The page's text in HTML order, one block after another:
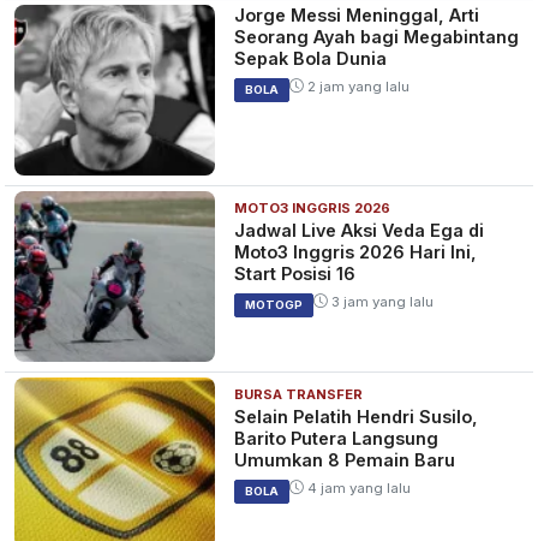
Jorge Messi Meninggal, Arti
Seorang Ayah bagi Megabintang
Sepak Bola Dunia
BOLA 2 jam yang lalu
MOTO3 INGGRIS 2026
Jadwal Live Aksi Veda Ega di
Moto3 Inggris 2026 Hari Ini,
Start Posisi 16
MOTOGP 3 jam yang lalu
BURSA TRANSFER
Selain Pelatih Hendri Susilo,
Barito Putera Langsung
Umumkan 8 Pemain Baru
BOLA 4 jam yang lalu